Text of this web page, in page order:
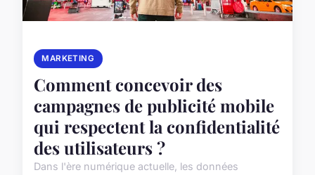
MARKETING
Comment concevoir des
campagnes de publicité mobile
qui respectent la confidentialité
des utilisateurs ?
Dans l'ère numérique actuelle, les données